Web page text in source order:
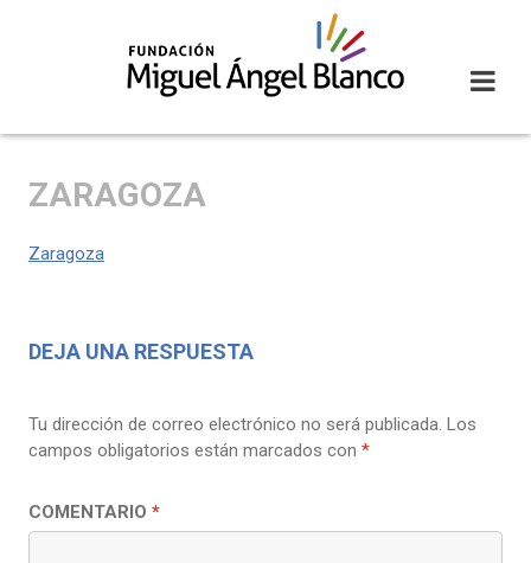
ZARAGOZA
Zaragoza
DEJA UNA RESPUESTA
Tu dirección de correo electrónico no será publicada. Los
campos obligatorios están marcados con *
COMENTARIO *